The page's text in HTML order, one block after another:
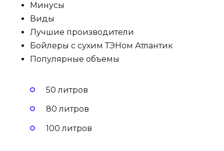
Минусы
Виды
Лучшие производители
Бойлеры с сухим ТЭНом Атлантик
Популярные объемы
50 литров
80 литров
100 литров